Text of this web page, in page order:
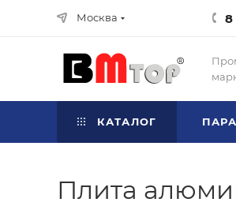
Москва 8
КАТАЛОГ
Плита